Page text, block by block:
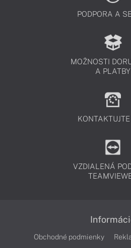
PODPORA A
MOŽNOSTI
A PLATBY
VZDIALENÁ
Obchodné podmienky